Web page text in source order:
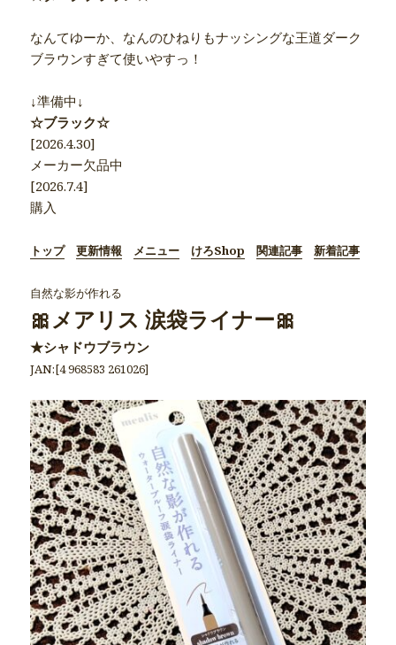
なんてゆーか、なんのひねりもナッシングな王道ダーク
ブラウンすぎて使いやすっ！
↓準備中↓
☆ブラック☆
[2026.4.30]
メーカー欠品中
[2026.7.4]
購入
トップ 更新情報 メニュー けろShop 関連記事 新着記事
自然な影が作れる
🎀メアリス 涙袋ライナー🎀
★シャドウブラウン
JAN:[4 968583 261026]